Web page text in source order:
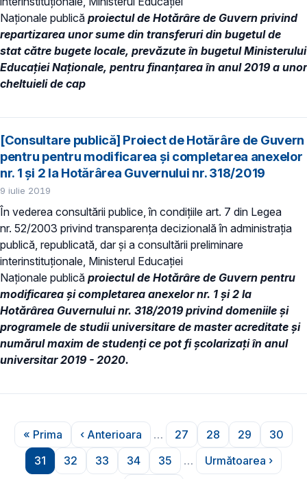
Naţionale publică proiectul de Hotărâre de Guvern privind
repartizarea unor sume din transferuri din bugetul de
stat către bugete locale, prevăzute în bugetulMinisterului
Educaţiei Naționale, pentru finanţarea în anul 2019 a unor
cheltuieli de cap
[Consultare publică] Proiect de Hotărâre de Guvern
pentru pentru modificarea şi completarea anexelor
nr. 1 şi 2 la Hotărârea Guvernului nr. 318/2019
9 iulie 2019
În vederea consultării publice, în condiţiile art. 7 din Legea
nr. 52/2003 privind transparenţa decizională în administraţia
publică, republicată, dar și a consultării preliminare
interinstituționale, Ministerul Educaţiei
Naţionale publică proiectul de Hotărâre de Guvern pentru
modificarea şi completarea anexelor nr. 1 şi 2 la
Hotărârea Guvernului nr. 318/2019 privind domeniile şi
programele de studii universitare de master acreditate şi
numărul maxim de studenţi ce pot fi şcolarizaţi în anul
universitar 2019 - 2020.
Paginare
Prima pagină
« Prima
Pagina anterioară
‹ Anterioara …
Pagina
27
Pagina
28
Pagina
29 30
Pagina
31
Pagina
32
Pagina
33
Pagina
34
Pagina
35 …
Pagina
Următoarea ›